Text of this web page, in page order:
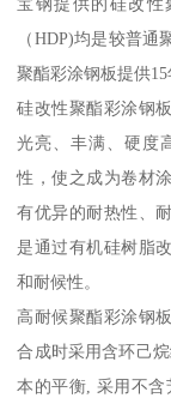
（HDP)均是较普
聚酯彩涂钢板提供
硅改性聚酯彩涂钢
光亮、丰满、硬度
性，使之成为卷材
有优异的耐热性、
是通过有机硅树脂
和耐候性。
高耐候聚酯彩涂钢
合成时采用含环己
本的平衡, 采用不